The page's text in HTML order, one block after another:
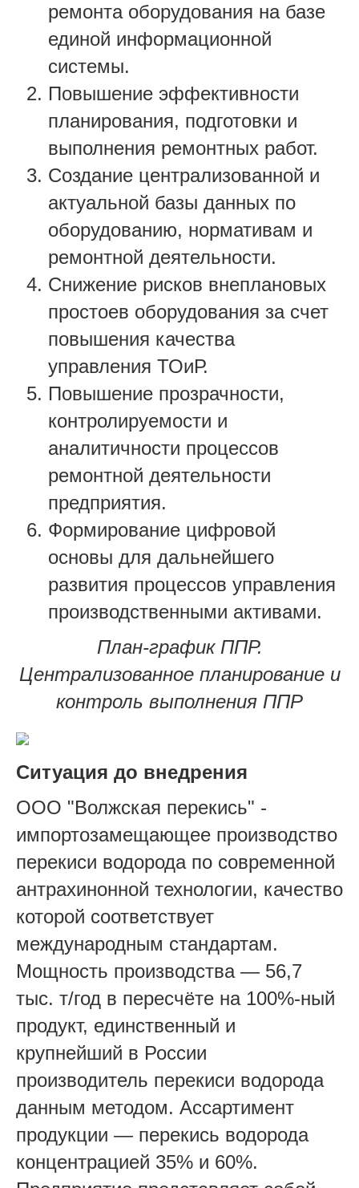
ремонта оборудования на базе
единой информационной
системы.
Повышение эффективности
планирования, подготовки и
выполнения ремонтных работ.
Создание централизованной и
актуальной базы данных по
оборудованию, нормативам и
ремонтной деятельности.
Снижение рисков внеплановых
простоев оборудования за счет
повышения качества
управления ТОиР.
Повышение прозрачности,
контролируемости и
аналитичности процессов
ремонтной деятельности
предприятия.
Формирование цифровой
основы для дальнейшего
развития процессов управления
производственными активами.
План-график ППР.
Централизованное планирование и
контроль выполнения ППР
Ситуация до внедрения
ООО "Волжская перекись" -
импортозамещающее производство
перекиси водорода по современной
антрахинонной технологии, качество
которой соответствует
международным стандартам.
Мощность производства — 56,7
тыс. т/год в пересчёте на 100%-ный
продукт, единственный и
крупнейший в России
производитель перекиси водорода
данным методом. Ассартимент
продукции — перекись водорода
концентрацией 35% и 60%.